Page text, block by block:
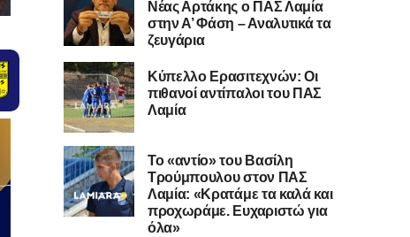
Nέας Αρτάκης ο ΠΑΣ Λαμία
στην Α’ Φάση – Αναλυτικά τα
ζευγάρια
Κύπελλο Ερασιτεχνών: Οι
πιθανοί αντίπαλοι του ΠΑΣ
Λαμία
Το «αντίο» του Βασίλη
Τρούμπουλου στον ΠΑΣ
Λαμία: «Κρατάμε τα καλά και
προχωράμε. Ευχαριστώ για
όλα»